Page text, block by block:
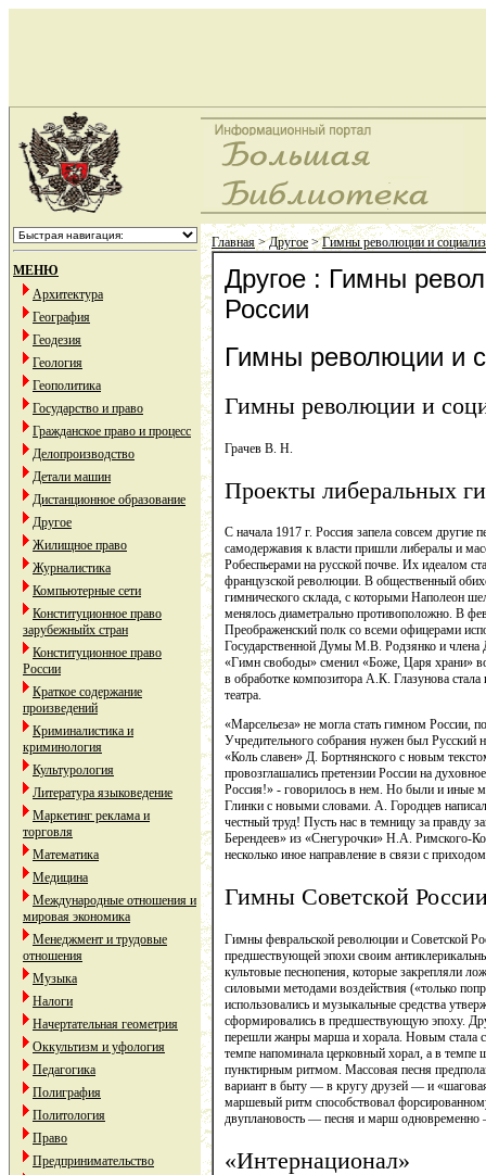
МЕНЮ
Архитектура
География
Геодезия
Геология
Геополитика
Государство и право
Гражданское право и процесс
Делопроизводство
Детали машин
Дистанционное образование
Другое
Жилищное право
Журналистика
Компьютерные сети
Конституционное право
зарубежныйх стран
Конституционное право
России
Краткое содержание
произведений
Криминалистика и
криминология
Культурология
Литература языковедение
Маркетинг реклама и
торговля
Математика
Медицина
Международные отношения и
мировая экономика
Менеджмент и трудовые
отношения
Музыка
Налоги
Начертательная геометрия
Оккультизм и уфология
Педагогика
Полиграфия
Политология
Право
Предпринимательство
Главная>Другое>Гимны революции и
Другое : Гимны
России
Гимны революции и
Гимны революции и
Грачев В. Н.
Проекты либеральных
С начала 1917 г. Россия запела совсем другие
самодержавия к власти пришли либералы и
Робеспьерами на русской почве. Их идеалом
французской революции. В общественный
гимнического склада, с которыми Наполеон
менялось диаметрально противоположно. В
Преображенский полк со всеми офицерами
Государственной Думы М.В. Родзянко и
«Гимн свободы» сменил «Боже, Царя храни»
в обработке композитора А.К. Глазунова
театра.
«Марсельеза» не могла стать гимном России,
Учредительного собрания нужен был Русский
«Коль славен» Д. Бортнянского с новым
провозглашались претензии России на
Россия!» - говорилось в нем. Но были и иные
Глинки с новыми словами. А. Городцев
честный труд! Пусть нас в темницу за правду
Берендеев» из «Снегурочки» Н.А. Римского-
несколько иное направление в связи с
Гимны Советской
Гимны февральской революции и Советской
предшествующей эпохи своим
культовые песнопения, которые закрепляли
силовыми методами воздействия («только
использовались и музыкальные средства
сформировались в предшествующую эпоху.
перешли жанры марша и хорала. Новым стала
темпе напоминала церковный хорал, а в темпе
пунктирным ритмом. Массовая песня
вариант в быту — в кругу друзей — и
маршевый ритм способствовал
двуплановость — песня и марш одновременно
«Интернационал»